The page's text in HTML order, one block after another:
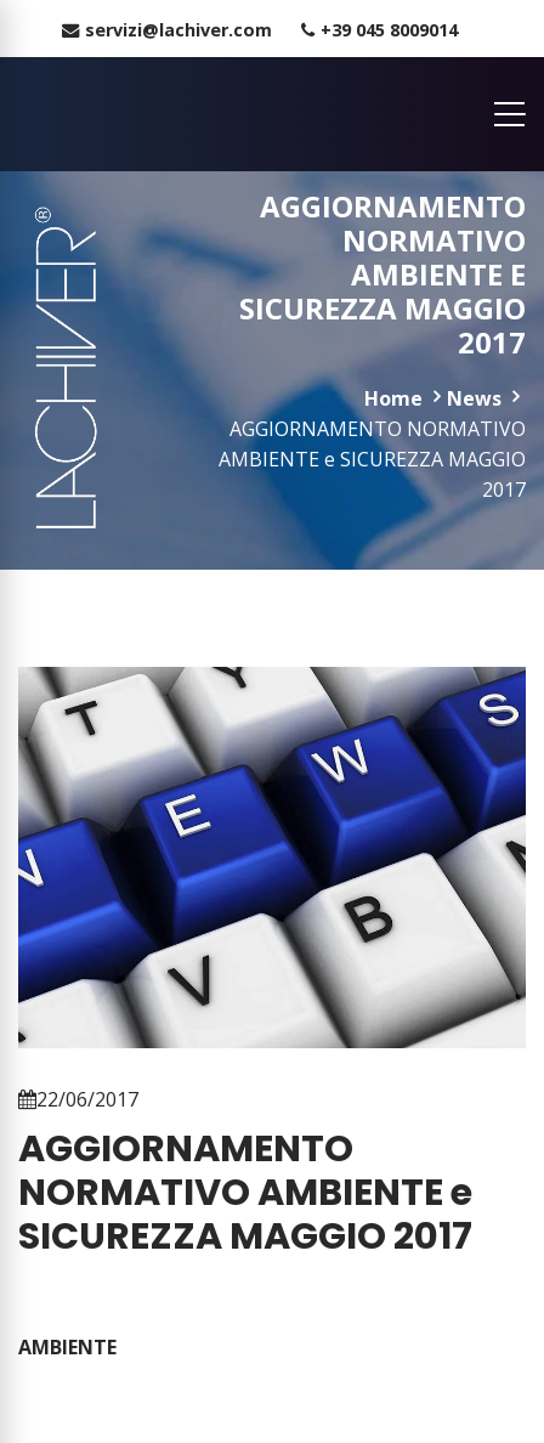
servizi@lachiver.com +39 045 8009014
AGGIORNAMENTO
NORMATIVO
AMBIENTE E
SICUREZZA MAGGIO
2017
Home
News
AGGIORNAMENTO NORMATIVO
AMBIENTE e SICUREZZA MAGGIO
2017
22/06/2017
AGGIORNAMENTO
NORMATIVO AMBIENTE e
SICUREZZA MAGGIO 2017
AMBIENTE